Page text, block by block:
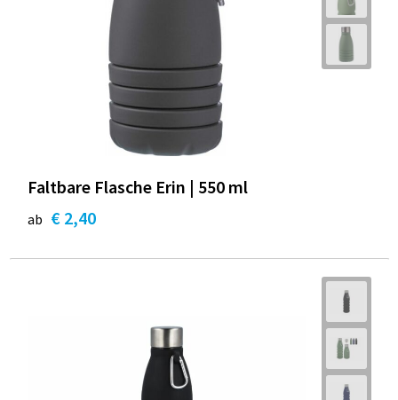
Faltbare Flasche Erin | 550 ml
ab € 2,40